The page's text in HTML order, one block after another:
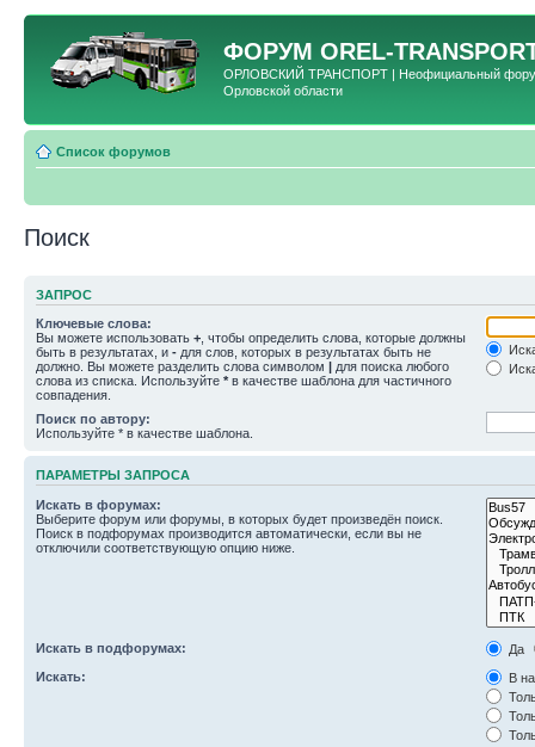
ФОРУМ OREL-
ОРЛОВСКИЙ ТРАНСПОРТ | Неофициальный форум
Орловской области
Список форумов
Поиск
ЗАПРОС
Ключевые слова:
Вы можете использовать + , чтобы определить слова, которые должны
быть в результатах, и - для слов, которых в результатах быть не
должно. Вы можете разделить слова символом | для поиска любого
слова из списка. Используйте * в качестве шаблона для частичного
совпадения.
Поиск по автору:
Используйте * в качестве шаблона.
ПАРАМЕТРЫ ЗАПРОСА
Искать в форумах:
Выберите форум или форумы, в которых будет произведён поиск.
Поиск в подфорумах производится автоматически, если вы не
отключили соответствующую опцию ниже.
Искать в подфорумах:
Да
Искать:
В